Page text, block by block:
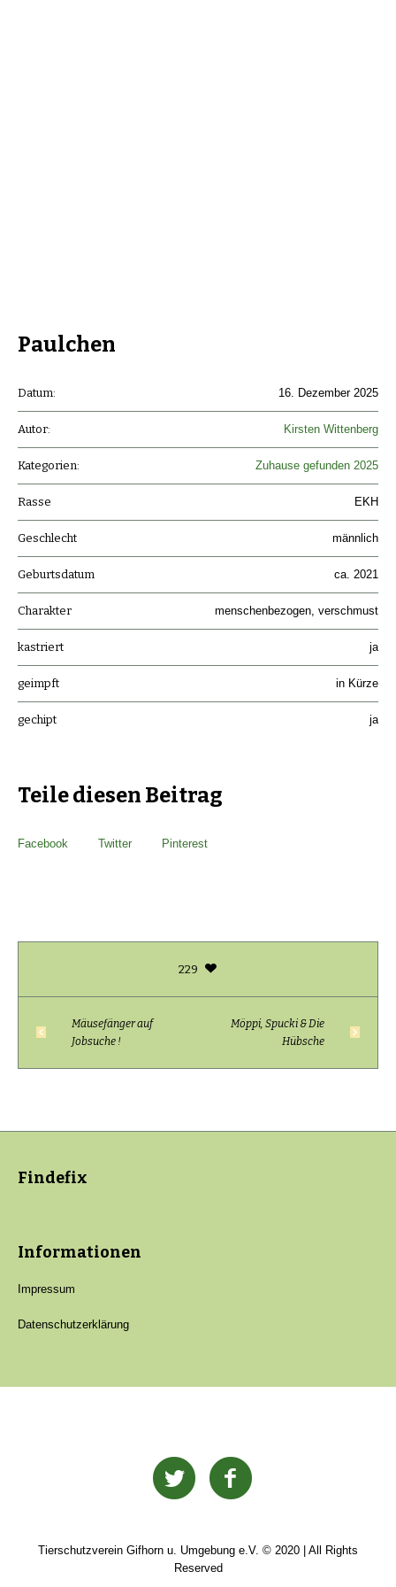
Paulchen
Datum: 16. Dezember 2025
Autor: Kirsten Wittenberg
Kategorien: Zuhause gefunden 2025
Rasse EKH
Geschlecht männlich
Geburtsdatum ca. 2021
Charakter menschenbezogen, verschmust
kastriert ja
geimpft in Kürze
gechipt ja
Teile diesen Beitrag
Facebook Twitter Pinterest
229
Mäusefänger auf
Jobsuche !
Möppi, Spucki & Die
Hübsche
Findefix
Informationen
Impressum
Datenschutzerklärung
Tierschutzverein Gifhorn u. Umgebung e.V. © 2020 | All Rights
Reserved